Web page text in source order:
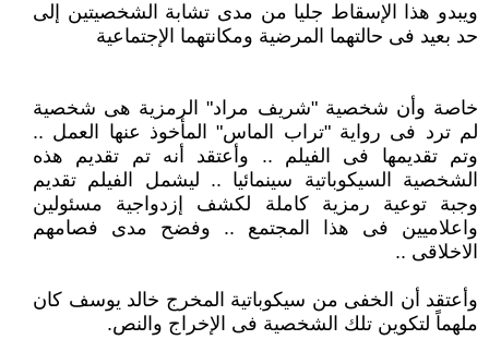
ويبدو هذا الإسقاط جليا من مدى تشابة الشخصيتين إلى
حد بعيد فى حالتهما المرضية ومكانتهما الإجتماعية
خاصة وأن شخصية "شريف مراد" الرمزية هى شخصية
لم ترد فى رواية "تراب الماس" المأخوذ عنها العمل ..
وتم تقديمها فى الفيلم .. وأعتقد أنه تم تقديم هذه
الشخصية السيكوباتية سينمائيا .. ليشمل الفيلم تقديم
وجبة توعية رمزية كاملة لكشف إزدواجية مسئولين
واعلاميين فى هذا المجتمع .. وفضح مدى فصامهم
الاخلاقى ..
وأعتقد أن الخفى من سيكوباتية المخرج خالد يوسف كان
ملهماً لتكوين تلك الشخصية فى الإخراج والنص.